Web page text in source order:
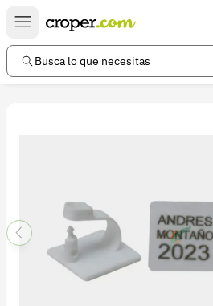
Busca lo que necesitas
Enlaces de interés
Preguntas frecuentes
Política de devoluciones
Política de privacidad